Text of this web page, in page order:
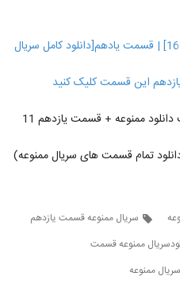
+16] | قسمت یادهم[دانلود کامل سریال
این قسمت کلیک کنید
(جهت دانلود ممنوعه + قسمت یازدهم 11
تمام قسمت های سریال ممنوعه)
سریال ممنوعه قسمت یازدهم
ممنوعه قسمت
سریال ممنوعه